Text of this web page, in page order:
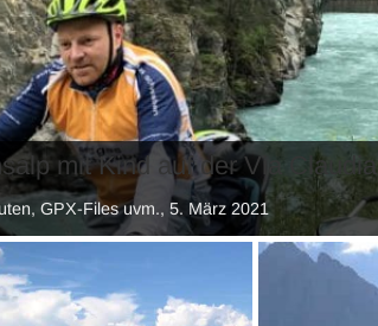
mit Kind auf der Via Claudia
GPX-Files uvm., 5. März 2021